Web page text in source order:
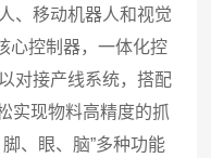
、移动机器人和视觉
心控制器，一体化控
对接产线系统，搭配
实现物料高精度的抓
、眼、脑”多种功能